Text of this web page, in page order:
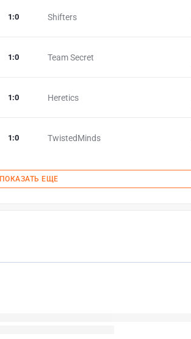
Shifters
1 :0
Team Secret
1 :0
Heretics
1 :0
TwistedMinds
1 :0
ПОКАЗАТЬ ЕЩЕ